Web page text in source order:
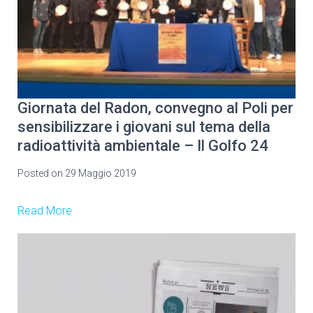
Giornata del Radon, convegno al Poli per
sensibilizzare i giovani sul tema della
radioattività ambientale – Il Golfo 24
Posted on 29 Maggio 2019
Read More